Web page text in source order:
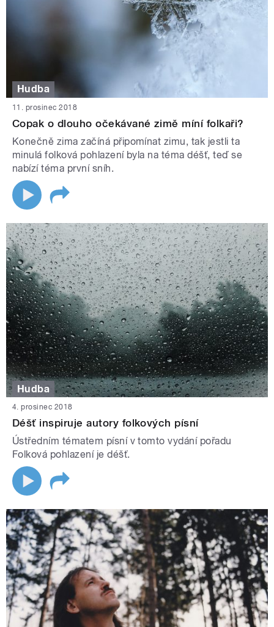
Hudba
11. prosinec 2018
Copak o dlouho očekávané zimě míní folkaři?
Konečně zima začíná připomínat zimu, tak jestli ta
minulá folková pohlazení byla na téma déšť, teď se
nabízí téma první sníh.
Hudba
4. prosinec 2018
Déšť inspiruje autory folkových písní
Ústředním tématem písní v tomto vydání pořadu
Folková pohlazení je déšť.